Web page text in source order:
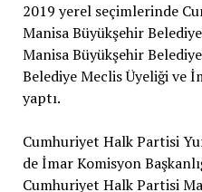
2019 yerel seçimlerinde
Manisa Büyükşehir
Manisa Büyükşehir
Belediye Meclis Üyeliği ve
yaptı.
Cumhuriyet Halk Partisi
de İmar Komisyon
Cumhuriyet Halk Partisi